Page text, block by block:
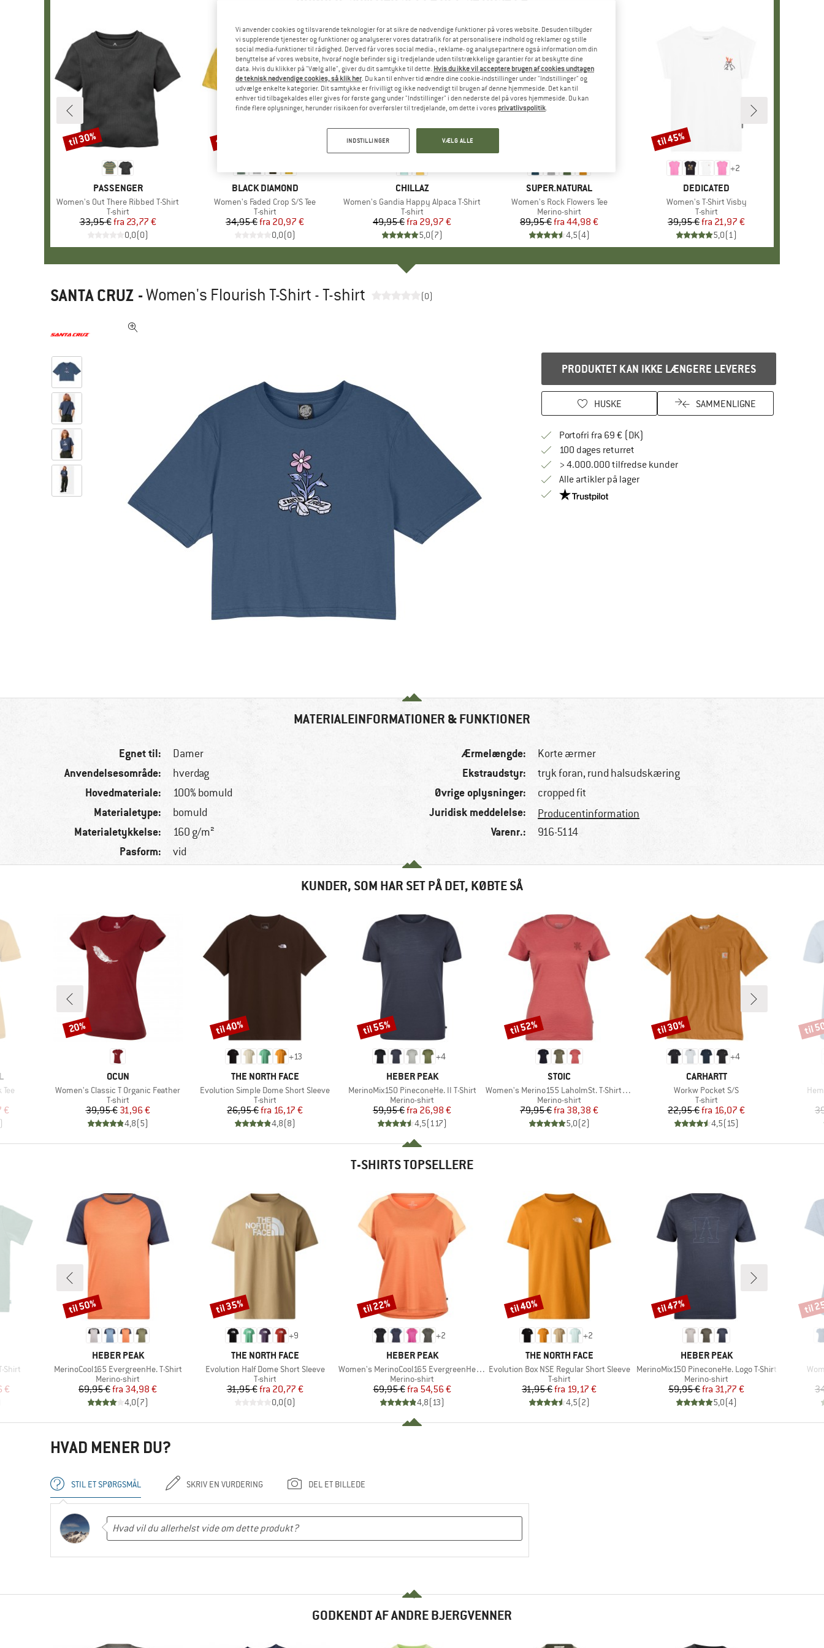
MÆRKE
PASSENGER
Artikel
Women's Out There Ribbed T-Shirt
Produktgruppe
T-shirt
Pris
33,95 € Nedsat pris
fra 23,77 €
0,0(0)
Rabat
til 30%
MÆRKE
BLACK DIAMOND
Artikel
Women's Faded Crop S/S Tee
Produktgruppe
T-shirt
Pris
34,95 € Nedsat pris
fra 20,97 €
0,0(0)
Rabat
til 40%
MÆRKE
CHILLAZ
Artikel
Women's Gandia Happy Alpaca T-Shirt
Produktgruppe
T-shirt
Pris
49,95 € Nedsat pris
fra 29,97 €
5,0(7)
Rabat
til 40%
MÆRKE
SUPER.NATURAL
Artikel
Women's Rock Flowers Tee
Produktgruppe
Merino-shirt
Pris
89,95 € Nedsat pris
fra 44,98 €
4,5(4)
+2
MÆRKE
DEDICATED
Artikel
Women's T-Shirt Visby
Produktgruppe
T-shirt
Pris
39,95 € Nedsat pris
fra 21,97 €
5,0(1)
Rabat
til 45%
SANTA CRUZ -Women's Flourish T-Shirt - T-shirt (0)
PRODUKTET KAN IKKE LÆNGERE LEVERES
HUSKE SAMMENLIGNE
Portofri fra 69 € (DK)
100 dages returretGå til returretten her Åbnes i en infoboks
> 4.000.000 tilfredse kunder
Alle artikler på lager
Vi er Trustpilot-certificeret - oplysningerne får du
MATERIALEINFORMATIONER & FUNKTIONER
Egnet til: Damer
Anvendelsesområde: hverdag
Hovedmateriale: 100% bomuld
Materialetype: bomuld
Materialetykkelse: 160 g/m²
Pasform: vid
Ærmelængde: Korte ærmer
Ekstraudstyr: tryk foran, rund halsudskæring
Øvrige oplysninger: cropped fit
Juridisk meddelelse: Producentinformation
Varenr.: 916-5114
KUNDER, SOM HAR SET PÅ DET, KØBTE SÅ
€
MÆRKE
OCUN
Artikel
Women's Classic T Organic Feather
Produktgruppe
T-shirt
Pris
39,95 €Nedsat pris
31,96 €
4,8(5)
Rabat
20%
+13
MÆRKE
THE NORTH FACE
Artikel
Evolution Simple Dome Short Sleeve
Produktgruppe
T-shirt
Pris
26,95 € Nedsat pris
fra 16,17 €
4,8(8)
Rabat
til 40%
+4
MÆRKE
HEBER PEAK
Artikel
MerinoMix150 PineconeHe. II T-Shirt
Produktgruppe
Merino-shirt
Pris
59,95 € Nedsat pris
fra 26,98 €
4,5(117)
Rabat
til 55%
MÆRKE
STOIC
Artikel
Women's Merino155 LaholmSt. T-Shirt Daisy Flower
Produktgruppe
Merino-shirt
Pris
79,95 € Nedsat pris
fra 38,38 €
5,0(2)
Rabat
til 52%
+4
MÆRKE
CARHARTT
Artikel
Workw Pocket S/S
Produktgruppe
T-shirt
Pris
22,95 € Nedsat pris
fra 16,07 €
4,5(15)
Rabat
til 30% Rabat
til
T-SHIRTS TOPSELLERE
Shirt
€
MÆRKE
HEBER PEAK
Artikel
MerinoCool165 EvergreenHe. T-Shirt
Produktgruppe
Merino-shirt
Pris
69,95 € Nedsat pris
fra 34,98 €
4,0(7)
Rabat
til 50%
+9
MÆRKE
THE NORTH FACE
Artikel
Evolution Half Dome Short Sleeve
Produktgruppe
T-shirt
Pris
31,95 € Nedsat pris
fra 20,77 €
0,0(0)
Rabat
til 35%
+2
MÆRKE
HEBER PEAK
Artikel
Women's MerinoCool165 EvergreenHe. T-Shirt
Produktgruppe
Merino-shirt
Pris
69,95 € Nedsat pris
fra 54,56 €
4,8(13)
Rabat
til 22%
+2
MÆRKE
THE NORTH FACE
Artikel
Evolution Box NSE Regular Short Sleeve
Produktgruppe
T-shirt
Pris
31,95 € Nedsat pris
fra 19,17 €
4,5(2)
Rabat
til 40%
MÆRKE
HEBER PEAK
Artikel
MerinoMix150 PineconeHe. Logo T-Shirt
Produktgruppe
Merino-shirt
Pris
59,95 € Nedsat pris
fra 31,77 €
5,0(4)
Rabat
til 47% Rabat
til
HVAD MENER DU?
STIL ET SPØRGSMÅL SKRIV EN VURDERING DEL ET BILLEDE
GODKENDT AF ANDRE BJERGVENNER
Vi anvender cookies og tilsvarende teknologier for at sikre de nødvendige funktioner på vores website. Desuden tilbyder
vi supplerende tjenester og funktioner og analyserer vores datatrafik for at personalisere indhold og reklamer og stille
social media-funktioner til rådighed. Derved får vores social media-, reklame- og analysepartnere også information om din
benyttelse af vores website, hvoraf nogle befinder sig i tredjelande uden tilstrækkelige garantier for at beskytte dine
data. Hvis du klikker på "Vælg alle", giver du dit samtykke til dette. Hvis du ikke vil acceptere brugen af cookies undtagen
de teknisk nødvendige cookies, så klik her. Du kan til enhver tid ændre dine cookie-indstillinger under "Indstillinger" og
udvælge enkelte kategorier. Dit samtykke er frivilligt og ikke nødvendigt til brugen af denne hjemmeside. Det kan til
enhver tid tilbagekaldes eller gives for første gang under "Indstillinger" i den nederste del på vores hjemmeside. Du kan
finde flere oplysninger, herunder risikoen for overførsler til tredjelande, om dette i vores privatlivspolitik.
INDSTILLINGER VÆLG ALLE